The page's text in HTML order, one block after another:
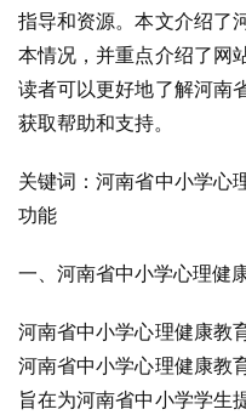
指导和资源。本文介绍了
本情况，并重点介绍了网
读者可以更好地了解河南
获取帮助和支持。
关键词：河南省中小学心
功能
一、河南省中小学心理健
河南省中小学心理健康教
河南省中小学心理健康教
旨在为河南省中小学学生